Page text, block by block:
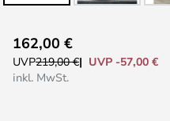
Anfang
der
162,00 €
UVP219,00 €
UVP -57,00 €
inkl. MwSt.